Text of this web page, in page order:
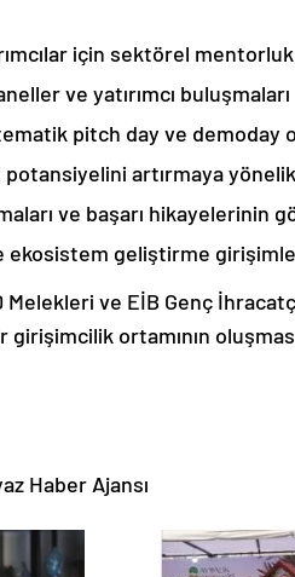
için sektörel
ve yatırımcı buluşmaları
pitch day ve demoday
artırmaya
ve başarı hikayelerinin
ekosistem geliştirme
Melekleri ve EİB Genç
girişimcilik ortamının
Haber Ajansı